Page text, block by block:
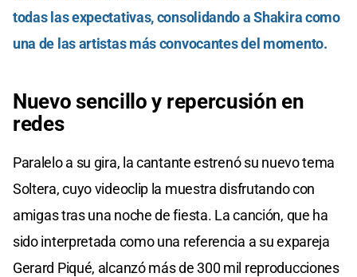
todas las expectativas, consolidando a Shakira como
una de las artistas más convocantes del momento.
Nuevo sencillo y repercusión en
redes
Paralelo a su gira, la cantante estrenó su nuevo tema
Soltera, cuyo videoclip la muestra disfrutando con
amigas tras una noche de fiesta. La canción, que ha
sido interpretada como una referencia a su expareja
Gerard Piqué, alcanzó más de 300 mil reproducciones